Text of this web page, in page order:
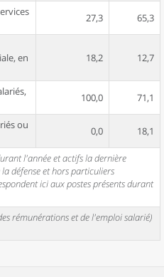
27,3 65,3
en
18,2 12,7
100,0 71,1
ou
0,0 18,1
l'année et actifs la dernière
défense et hors particuliers
ici aux postes présents durant
rémunérations et de l'emploi salarié)